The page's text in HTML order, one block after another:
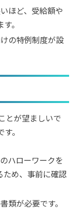
ほど、受給額や
。
の特例制度が設
とが望ましいで
。
ハローワークを
ため、事前に確認
類が必要です。